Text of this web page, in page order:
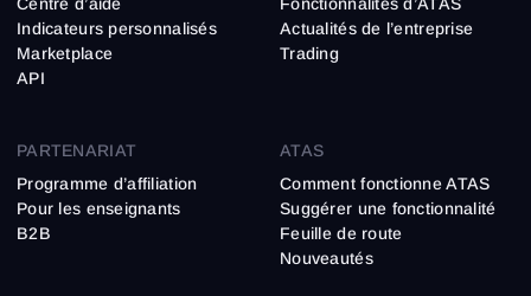
Indicateurs personnalisés
Marketplace
API
Actualités de l’entreprise
Trading
PARTENARIAT
Programme d’affiliation
Pour les enseignants
B2B
ATAS
Comment fonctionne ATAS
Suggérer une fonctionnalité
Feuille de route
Nouveautés